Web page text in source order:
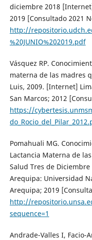
diciembre 2018
2019 [Consultado 2021
http://
%20JUNIO%202019.pdf
Vásquez RP.
materna de las madres
Luis, 2009. [Internet]
San Marcos; 2012
https://
Pomahuali MG.
Lactancia Materna de
Salud Tres de
Arequipa: Universidad
Arequipa; 2019
http://
sequence=1
Andrade-Valles I, Facio-